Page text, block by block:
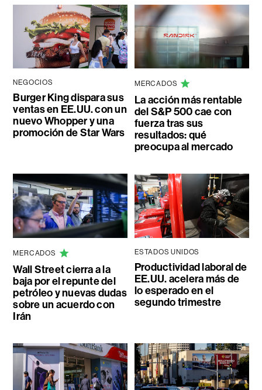
NEGOCIOS
Burger King dispara sus
ventas en EE.UU. con un
nuevo Whopper y una
promoción de Star Wars
MERCADOS
La acción más rentable
del S&P 500 cae con
fuerza tras sus
resultados: qué
preocupa al mercado
MERCADOS
Wall Street cierra a la
baja por el repunte del
petróleo y nuevas dudas
sobre un acuerdo con
Irán
ESTADOS UNIDOS
Productividad laboral de
EE.UU. acelera más de
lo esperado en el
segundo trimestre